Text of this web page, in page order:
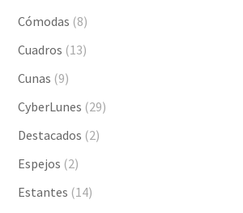
Cómodas (8)
Cuadros (13)
Cunas (9)
CyberLunes (29)
Destacados (2)
Espejos (2)
Estantes (14)